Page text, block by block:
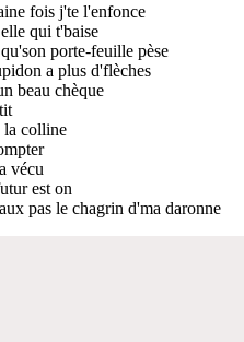
fois j'te l'enfonce
qui t'baise
porte-feuille pèse
a plus d'flèches
beau chèque
la colline
vécu
est on
pas le chagrin d'ma daronne